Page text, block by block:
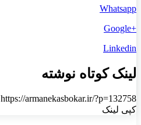
Whatsapp
+Google
Linkedin
لینک کوتاه نوشته
https://armanekasbokar.ir/?p=132758
کپی لینک